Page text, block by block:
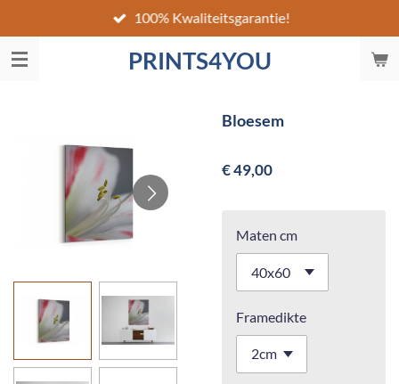
direct
naar
PRINTS4YOU
100% Kwaliteitsgarantie!
Bloesem
€ 49,00
Maten cm
Framedikte